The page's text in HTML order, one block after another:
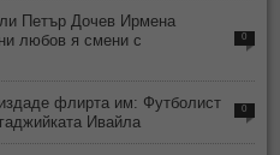
Петър Дочев Ирмена
любов я смени с
0
флирта им: Футболист
Ивайла
0